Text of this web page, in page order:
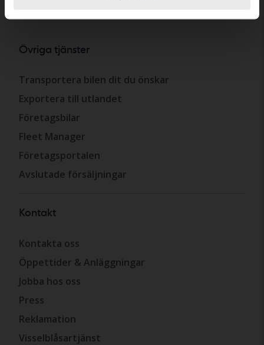
Övriga tjänster
Transportera bilen dit du önskar
Exportera till utlandet
Företagsbilar
Fleet Manager
Företagsportalen
Avslutade försäljningar
Kontakt
Kontakta oss
Öppettider & Anläggningar
Jobba hos oss
Press
Reklamation
Visselblåsartjänst